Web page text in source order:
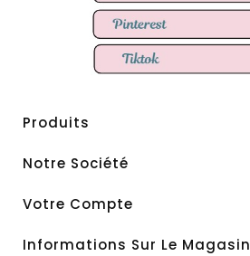
Produits
Notre Société
Votre Compte
Informations Sur Le Magasin